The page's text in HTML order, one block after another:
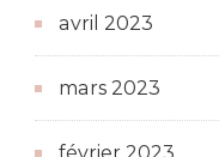
avril 2023
mars 2023